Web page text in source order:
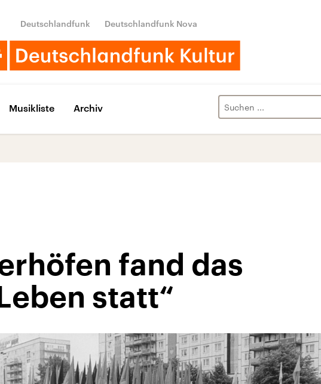
Deutschlandfunk Deutschlandfunk Nova
Musikliste Archiv
fand das
statt“